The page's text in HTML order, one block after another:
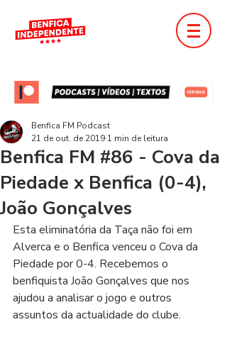
Benfica FM #86 - Cova da
Piedade x Benfica (0-4),
João Gonçalves
Benfica FM Podcast
21 de out. de 2019 1 min de leitura
Esta eliminatória da Taça não foi em
Alverca e o Benfica venceu o Cova da
Piedade por 0-4. Recebemos o
benfiquista João Gonçalves que nos
ajudou a analisar o jogo e outros
assuntos da actualidade do clube.